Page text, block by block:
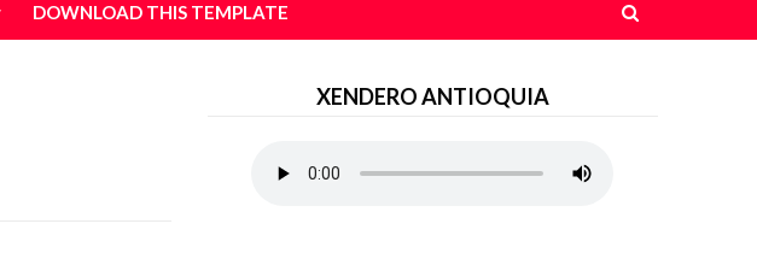
DOWNLOAD THIS TEMPLATE
XENDERO ANTIOQUIA